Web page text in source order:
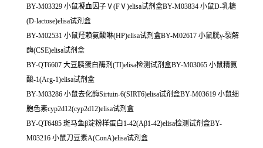
BY-M03329 小鼠凝血因子Ⅴ(FⅤ)elisa试剂盒BY-M03834 小鼠D-乳糖
(D-lactose)elisa试剂盒
BY-M02531 小鼠羟赖氨酸啉(HP)elisa试剂盒BY-M02617 小鼠胱γ-裂解
酶(CSE)elisa试剂盒
BY-QT6607 大豆胰蛋白酶剂(TI)elisa检测试剂盒BY-M03065 小鼠精氨
酸-1(Arg-1)elisa试剂盒
BY-M03286 小鼠去化酶Sirtuin-6(SIRT6)elisa试剂盒BY-M03619 小鼠细
胞色素cyp2d12(cyp2d12)elisa试剂盒
BY-QT6485 斑马鱼β淀粉样蛋白1-42(Aβ1-42)elisa检测试剂盒BY-
M03216 小鼠刀豆素A(ConA)elisa试剂盒